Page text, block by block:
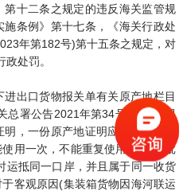
十二条之规定的违反海关监管规
条例》第十七条，《海关行政处
年第182号)第十五条之规定，对
处罚。
出口货物报关单有关原产地栏目
总署公告2021年第34号)的相关规
，一份原产地证明应当对应同一
用一次，不能重复使用。“同一批
运抵同一口岸，并且属于同一收货
客观原因(集装箱货物因海河联运